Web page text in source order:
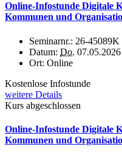
Online-Infostunde Digitale
Kommunen und
Seminarnr.: 26-45089K
Datum: Do. 07.05.2026
Ort: Online
Kostenlose Infostunde
weitere Details
Kurs abgeschlossen
Online-Infostunde Digitale
Kommunen und